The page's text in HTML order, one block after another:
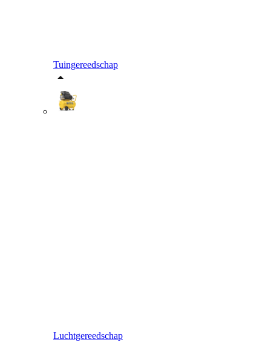
Tuingereedschap
Luchtgereedschap